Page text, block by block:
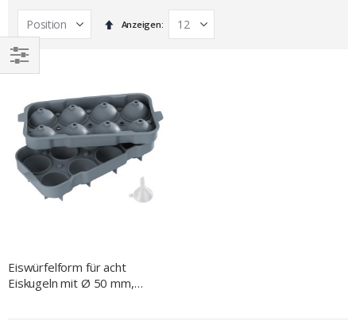
In
absteigender
Anzeigen
Eiswürfelform für acht
Eiskugeln mit Ø 50 mm,
EINKAUFEN